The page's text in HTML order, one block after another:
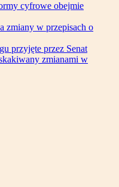
cyfrowe obejmie
zmiany w przepisach o
przyjęte przez Senat
zmianami w